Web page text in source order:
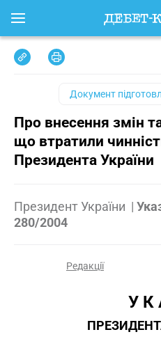
Документ
Про внесення змін
що втратили
Президента України
Президент України |
280/2004
Редакції
У К